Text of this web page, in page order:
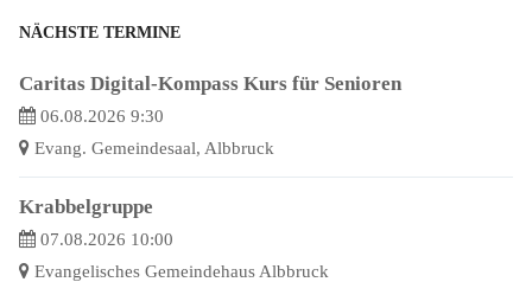
NÄCHSTE TERMINE
Caritas Digital-Kompass Kurs für Senioren
06.08.2026 9:30
Evang. Gemeindesaal, Albbruck
Krabbelgruppe
07.08.2026 10:00
Evangelisches Gemeindehaus Albbruck